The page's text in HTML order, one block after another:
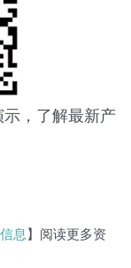
示，了解最新产
息】阅读更多资